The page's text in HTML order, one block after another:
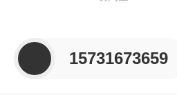
15731673659